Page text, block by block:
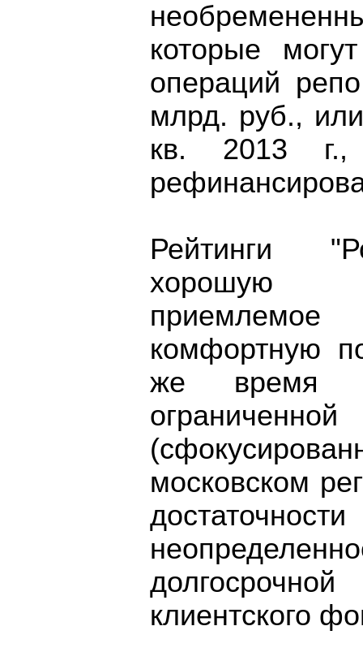
которые
операций
млрд. руб.,
кв. 2013 г.,
Рейтинги
хорошую
комфортную
же время
московском
клиентского